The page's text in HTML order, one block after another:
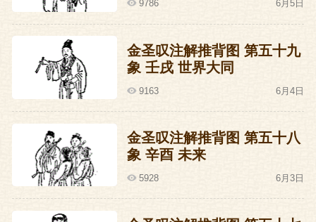
9786 6月5日
金圣叹注解推背图 第五十九
象 壬戌 世界大同
9163 6月4日
金圣叹注解推背图 第五十八
象 辛酉 未来
5928 6月3日